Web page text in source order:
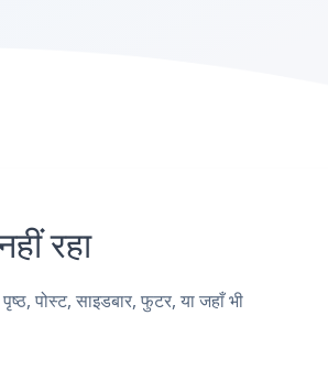
रहा
साइडबार, फुटर, या जहाँ भी